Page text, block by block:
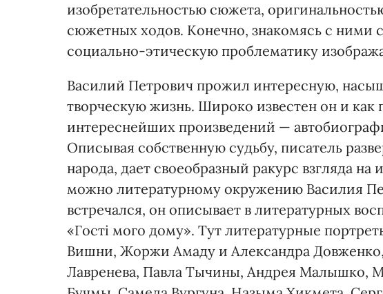
изобретательностью сюжета,
сюжетных ходов. Конечно, знакомясь с ними
социально-этическую проблематику
Василий Петрович прожил интересную,
творческую жизнь. Широко известен он и как
интереснейших произведений —
Описывая собственную судьбу, писатель
народа, дает своеобразный ракурс взгляда
можно литературному окружению Василия
встречался, он описывает в литературных
«Гості мого дому». Тут литературные
Вишни, Жоржи Амаду и Александра
Лавренева, Павла Тычины, Андрея Малышко,